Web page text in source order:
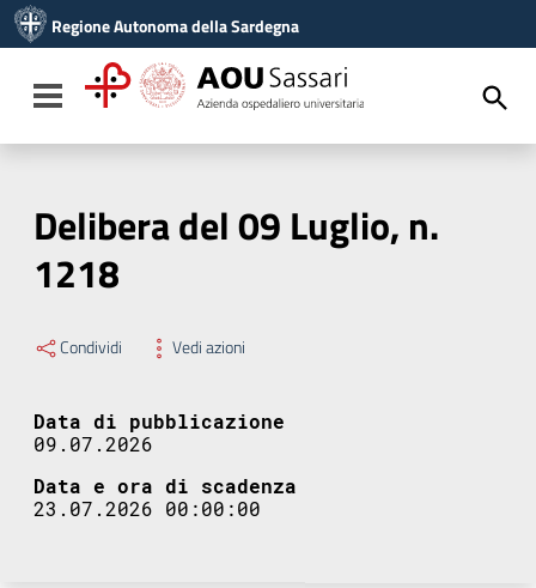
Vai al menu di navigazione
Vai al footer
Regione Autonoma della Sardegna
Toggle navigation
Delibera del 09 Luglio, n.
1218
Condividi Vedi azioni
Data di pubblicazione
09.07.2026
Data e ora di scadenza
23.07.2026 00:00:00